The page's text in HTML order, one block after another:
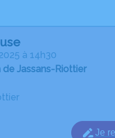
à 14h30
de Jassans-Riottier
Je